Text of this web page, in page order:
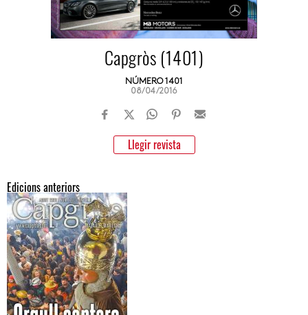
Capgròs (1401)
NÚMERO 1401
08/04/2016
Llegir revista
Edicions anteriors